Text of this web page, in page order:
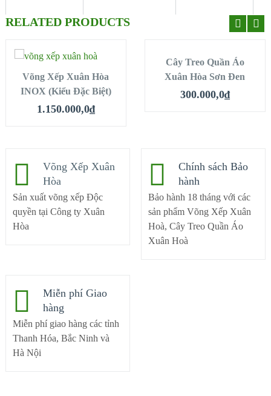
RELATED PRODUCTS
QUICK LOOK
MUA HÀNG
Võng Xếp Xuân Hòa
INOX (Kiểu Đặc Biệt)
1.150.000,0₫
QUICK LOOK
Cây Treo Quần Áo
Xuân Hòa Sơn Đen
300.000,0₫
Võng Xếp Xuân
Hòa
Sản xuất võng xếp Độc
quyền tại Công ty Xuân
Hòa
Chính sách Bảo
hành
Bảo hành 18 tháng với các
sản phẩm Võng Xếp Xuân
Hoà, Cây Treo Quần Áo
Xuân Hoà
Miễn phí Giao
hàng
Miễn phí giao hàng các tỉnh
Thanh Hóa, Bắc Ninh và
Hà Nội